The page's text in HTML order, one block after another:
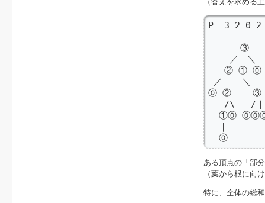
P  3 2 0
③
／
② ① ⓪
／｜  ＼
⓪ ②    ③
/\   /｜
①⓪
  ｜
  ⓪
ある頂点の「部
（葉から根に向
特に、全体の総